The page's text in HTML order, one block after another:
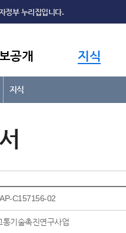
정부 누리집입니다.
공개 지식
지식
C157156-02
통기술촉진연구사업